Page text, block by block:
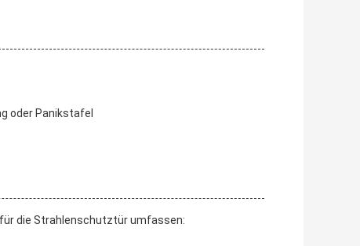
oder Panikstafel
die Strahlenschutztür umfassen: